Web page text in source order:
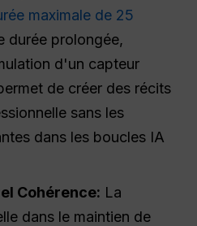
maximale de 25
durée prolongée,
d'un capteur
de créer des récits
sans les
dans les boucles IA
Cohérence: La
dans le maintien de